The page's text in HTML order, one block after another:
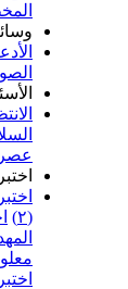
متعددة
الزيارات
مقاطع
والأجوبة
السفراء
مدعو
معلوماتك
معلوماتك
اختبر معلوماتك
المهدوية
معلوماتك